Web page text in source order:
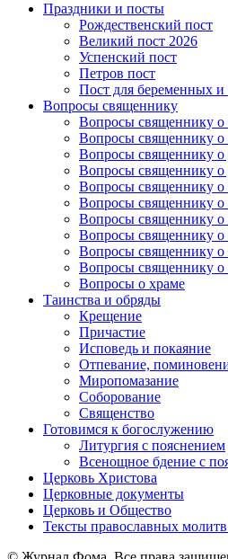
Праздники и посты
Рождественский пост
Великий пост 2026
Успенский пост
Петров пост
Пост для беременных
Вопросы священнику
Вопросы священнику о
Вопросы священнику о
Вопросы священнику о
Вопросы священнику
Вопросы священнику о
Вопросы священнику о
Вопросы священнику о
Вопросы священнику
Вопросы священнику
Вопросы священнику о
Вопросы о храме
Таинства и обряды
Крещение
Причастие
Исповедь и покаяние
Отпевание,
Миропомазание
Соборование
Священство
Готовимся к богослужению
Литургия с пояснением
Всенощное бдение с
Церковь Христова
Церковные документы
Церковь и Общество
Тексты православных